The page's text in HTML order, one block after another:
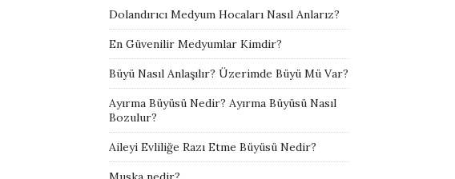
Dolandırıcı Medyum Hocaları Nasıl Anlarız?
En Güvenilir Medyumlar Kimdir?
Büyü Nasıl Anlaşılır? Üzerimde Büyü Mü Var?
Ayırma Büyüsü Nedir? Ayırma Büyüsü Nasıl
Bozulur?
Aileyi Evliliğe Razı Etme Büyüsü Nedir?